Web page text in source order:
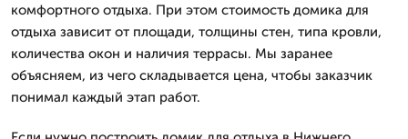
комфортного отдыха. При этом стоимость домика для
отдыха зависит от площади, толщины стен, типа кровли,
количества окон и наличия террасы. Мы заранее
объясняем, из чего складывается цена, чтобы заказчик
понимал каждый этап работ.